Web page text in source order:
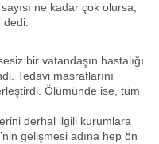
ne kadar çok olursa,
bir vatandaşın hastalığı
Tedavi masraflarını
Ölümünde ise, tüm
derhal ilgili kurumlara
gelişmesi adına hep ön